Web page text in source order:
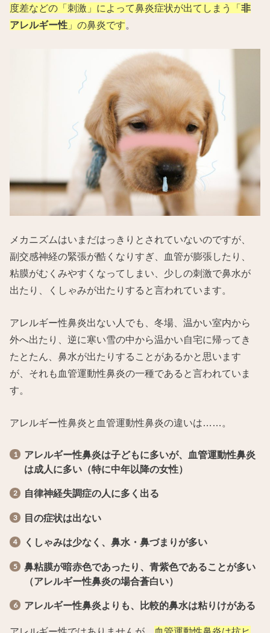
度差などの「刺激」によって鼻炎症状が出てしまう「非
アレルギー性 」の鼻炎です。
メカニズムはいまだはっきりとされていないのですが、
副交感神経の緊張が酷くなりすぎ、血管が膨張したり、
粘膜がむくみやすくなってしまい、少しの刺激で鼻水が
出たり、くしゃみが出たりすると言われています。
アレルギー性鼻炎出ない人でも、冬場、温かい室内から
外へ出たり、逆に寒い雪の中から温かい自宅に帰ってき
たとたん、鼻水が出たりすることがあるかと思います
が、それも血管運動性鼻炎の一種であると言われていま
す。
アレルギー性鼻炎と血管運動性鼻炎の違いは……。
アレルギー性鼻炎は子どもに多いが、血管運動性鼻炎
は成人に多い（特に中年以降の女性）
自律神経失調症の人に多く出る
目の症状は出ない
くしゃみは少なく、鼻水・鼻づまりが多い
鼻粘膜が暗赤色であったり、青紫色であることが多い
（アレルギー性鼻炎の場合蒼白い）
アレルギー性鼻炎よりも、比較的鼻水は粘りけがある